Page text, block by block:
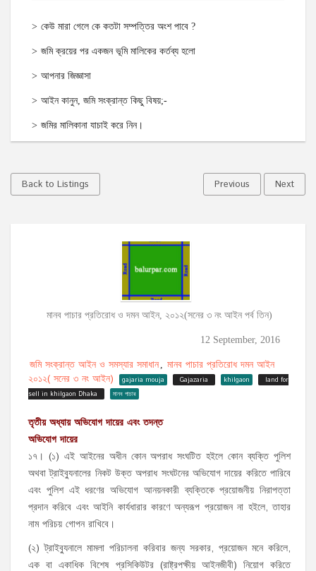
কেউ মারা গেলে কে কতটা সম্পত্তির অংশ পাবে ?
জমি ক্রয়ের পর একজন ভূমি মালিকের কর্তব্য হলো
আপনার জিজ্ঞাসা
আইন কানুন, জমি সংক্রান্ত কিছু বিষয়;-
জমির মালিকানা যাচাই করে নিন।
Back to Listings Previous Next
মানব পাচার প্রতিরোধ ও দমন আইন, ২০১২(সনের ৩ নং আইন পর্ব তিন)
12 September, 2016
জমি সংক্রান্ত আইন ও সমস্যার সমাধান মানব পাচার প্রতিরোধ দমন আইন
২০১২( সনের ৩ নং আইন)
gajaria mouja Gajazaria khilgaon
land for
sell in khilgaon Dhaka
মানব পাচার
তৃতীয় অধ্যায় অভিযোগ দায়ের এবং তদন্ত
অভিযোগ দায়ের
১৭। (১) এই আইনের অধীন কোন অপরাধ সংঘটিত হইলে কোন ব্যক্তি পুলিশ
অথবা ট্রাইব্যুনালের নিকট উক্ত অপরাধ সংঘটনের অভিযোগ দায়ের করিতে পারিবে
এবং পুলিশ এই ধরণের অভিযোগ আনয়নকারী ব্যক্তিকে প্রয়োজনীয় নিরাপত্তা
প্রদান করিবে এবং আইনি কার্যধারার কারণে অন্যরূপ প্রয়োজন না হইলে, তাহার
নাম পরিচয় গোপন রাখিবে।
(২) ট্রাইব্যুনালে মামলা পরিচালনা করিবার জন্য সরকার, প্রয়োজন মনে করিলে,
এক বা একাধিক বিশেষ প্রসিকিউটর (রাষ্ট্রপক্ষীয় আইনজীবী) নিয়োগ করিতে